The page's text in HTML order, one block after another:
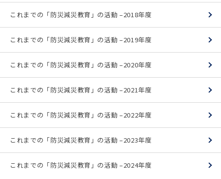
これまでの「防災減災教育」の活動 –2018年度
これまでの「防災減災教育」の活動 –2019年度
これまでの「防災減災教育」の活動 –2020年度
これまでの「防災減災教育」の活動 –2021年度
これまでの「防災減災教育」の活動 –2022年度
これまでの「防災減災教育」の活動 –2023年度
これまでの「防災減災教育」の活動 –2024年度